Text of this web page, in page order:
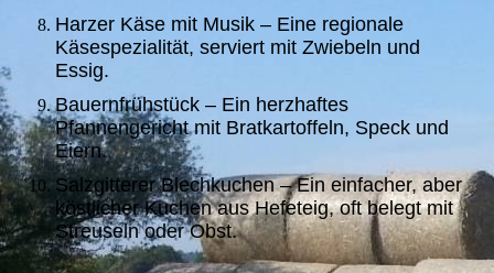
Harzer Käse mit Musik – Eine regionale
Käsespezialität, serviert mit Zwiebeln und
Essig.
Bauernfrühstück – Ein herzhaftes
Pfannengericht mit Bratkartoffeln, Speck und
Eiern.
Salzgitterer Blechkuchen – Ein einfacher, aber
köstlicher Kuchen aus Hefeteig, oft belegt mit
Streuseln oder Obst.